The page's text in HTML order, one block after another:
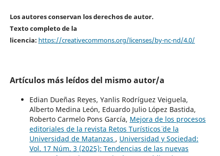
Los autores conservan los derechos de autor.
Texto completo de la
licencia: https://creativecommons.org/licenses/by-nc-nd/4.0/
Artículos más leídos del mismo autor/a
Edian Dueñas Reyes, Yanlis Rodríguez Veiguela,
Alberto Medina León, Eduardo Julio López Bastida,
Roberto Carmelo Pons García, Mejora de los procesos
editoriales de la revista ¨Retos Turísticos¨ de la
Universidad de Matanzas , Universidad y Sociedad:
Vol. 17 Núm. 3 (2025): Tendencias de las nuevas